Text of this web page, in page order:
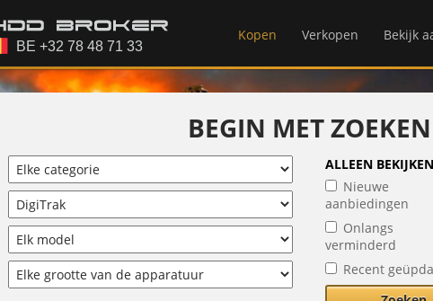
Kopen Verkopen Bekijk
BEGIN MET ZOEKEN
ALLEEN
Nieuwe
aanbiedingen
Onlangs
verminderd
Recent